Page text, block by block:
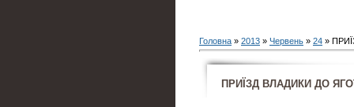
Головна » 2013 » Червень » 24 »
ПРИЇЗД ВЛАДИКИ ДО